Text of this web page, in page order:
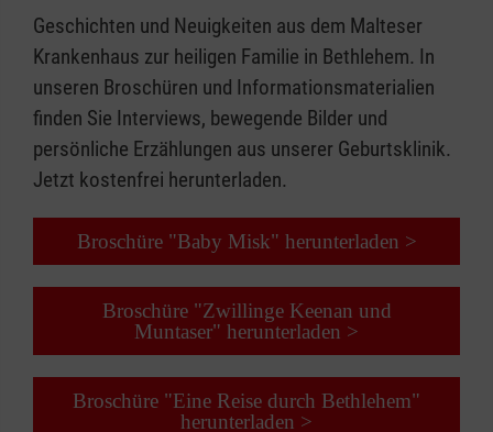
Geschichten und Neuigkeiten aus dem Malteser
Krankenhaus zur heiligen Familie in Bethlehem. In
unseren Broschüren und Informationsmaterialien
finden Sie Interviews, bewegende Bilder und
persönliche Erzählungen aus unserer Geburtsklinik.
Jetzt kostenfrei herunterladen.
Broschüre "Baby Misk" herunterladen >
Broschüre "Zwillinge Keenan und
Muntaser" herunterladen >
Broschüre "Eine Reise durch Bethlehem"
herunterladen >